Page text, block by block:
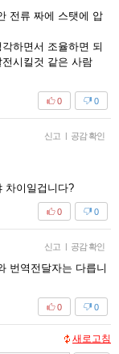
전류 짜에 스탯에 압
하면서 조율하면 되
시킬것 같은 사람
0
0
신고 | 공감 확인
차이일겁니다?
0
0
신고 | 공감 확인
번역전달자는 다릅니
0
0
새로고침